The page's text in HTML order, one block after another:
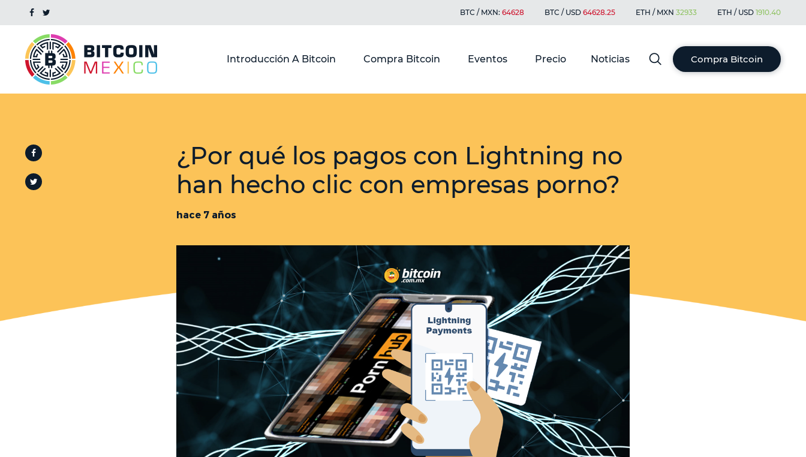
BTC / MXN: 64628 BTC / USD 64628.25 ETH / MXN 32933 ETH / USD 1910.40
Introducción A Bitcoin Compra Bitcoin Eventos Precio Noticias Compra Bitcoin
¿Por qué los pagos con Lightning no
han hecho clic con empresas porno?
hace 7 años